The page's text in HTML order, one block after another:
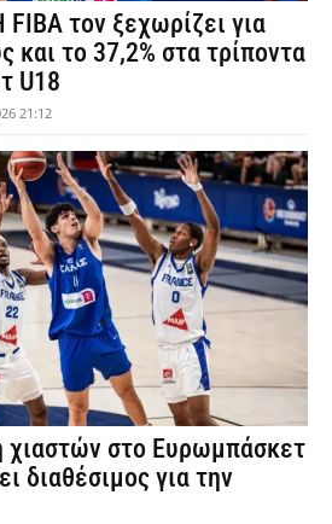
τον ξεχωρίζει για
και το 37,2% στα τρίποντα
U18
21:12
χιαστών στο Ευρωμπάσκετ
διαθέσιμος για την